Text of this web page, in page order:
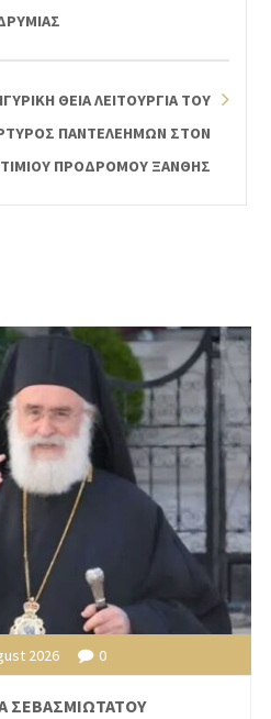
ΘΕΙΑ ΛΕΙΤΟΥΡΓΙΑ ΤΟΥ
ΠΑΝΤΕΛΕΗΜΩΝ ΣΤΟΝ
ΤΙΜΙΟΥ ΠΡΟΔΡΟΜΟΥ ΞΑΝΘΗΣ
2026 0
ΣΕΒΑΣΜΙΩΤΑΤΟΥ